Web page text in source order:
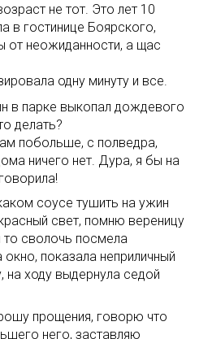
не тот. Это лет 10
в гостинице Боярского,
от неожиданности, а щас
одну минуту и все.
в парке выкопал дождевого
делать?
побольше, с полведра,
ничего нет. Дура, я бы на
соусе тушить на ужин
свет, помню вереницу
то сволочь посмела
окно, показала неприличный
на ходу выдернула седой
прощения, говорю что
него, заставляю